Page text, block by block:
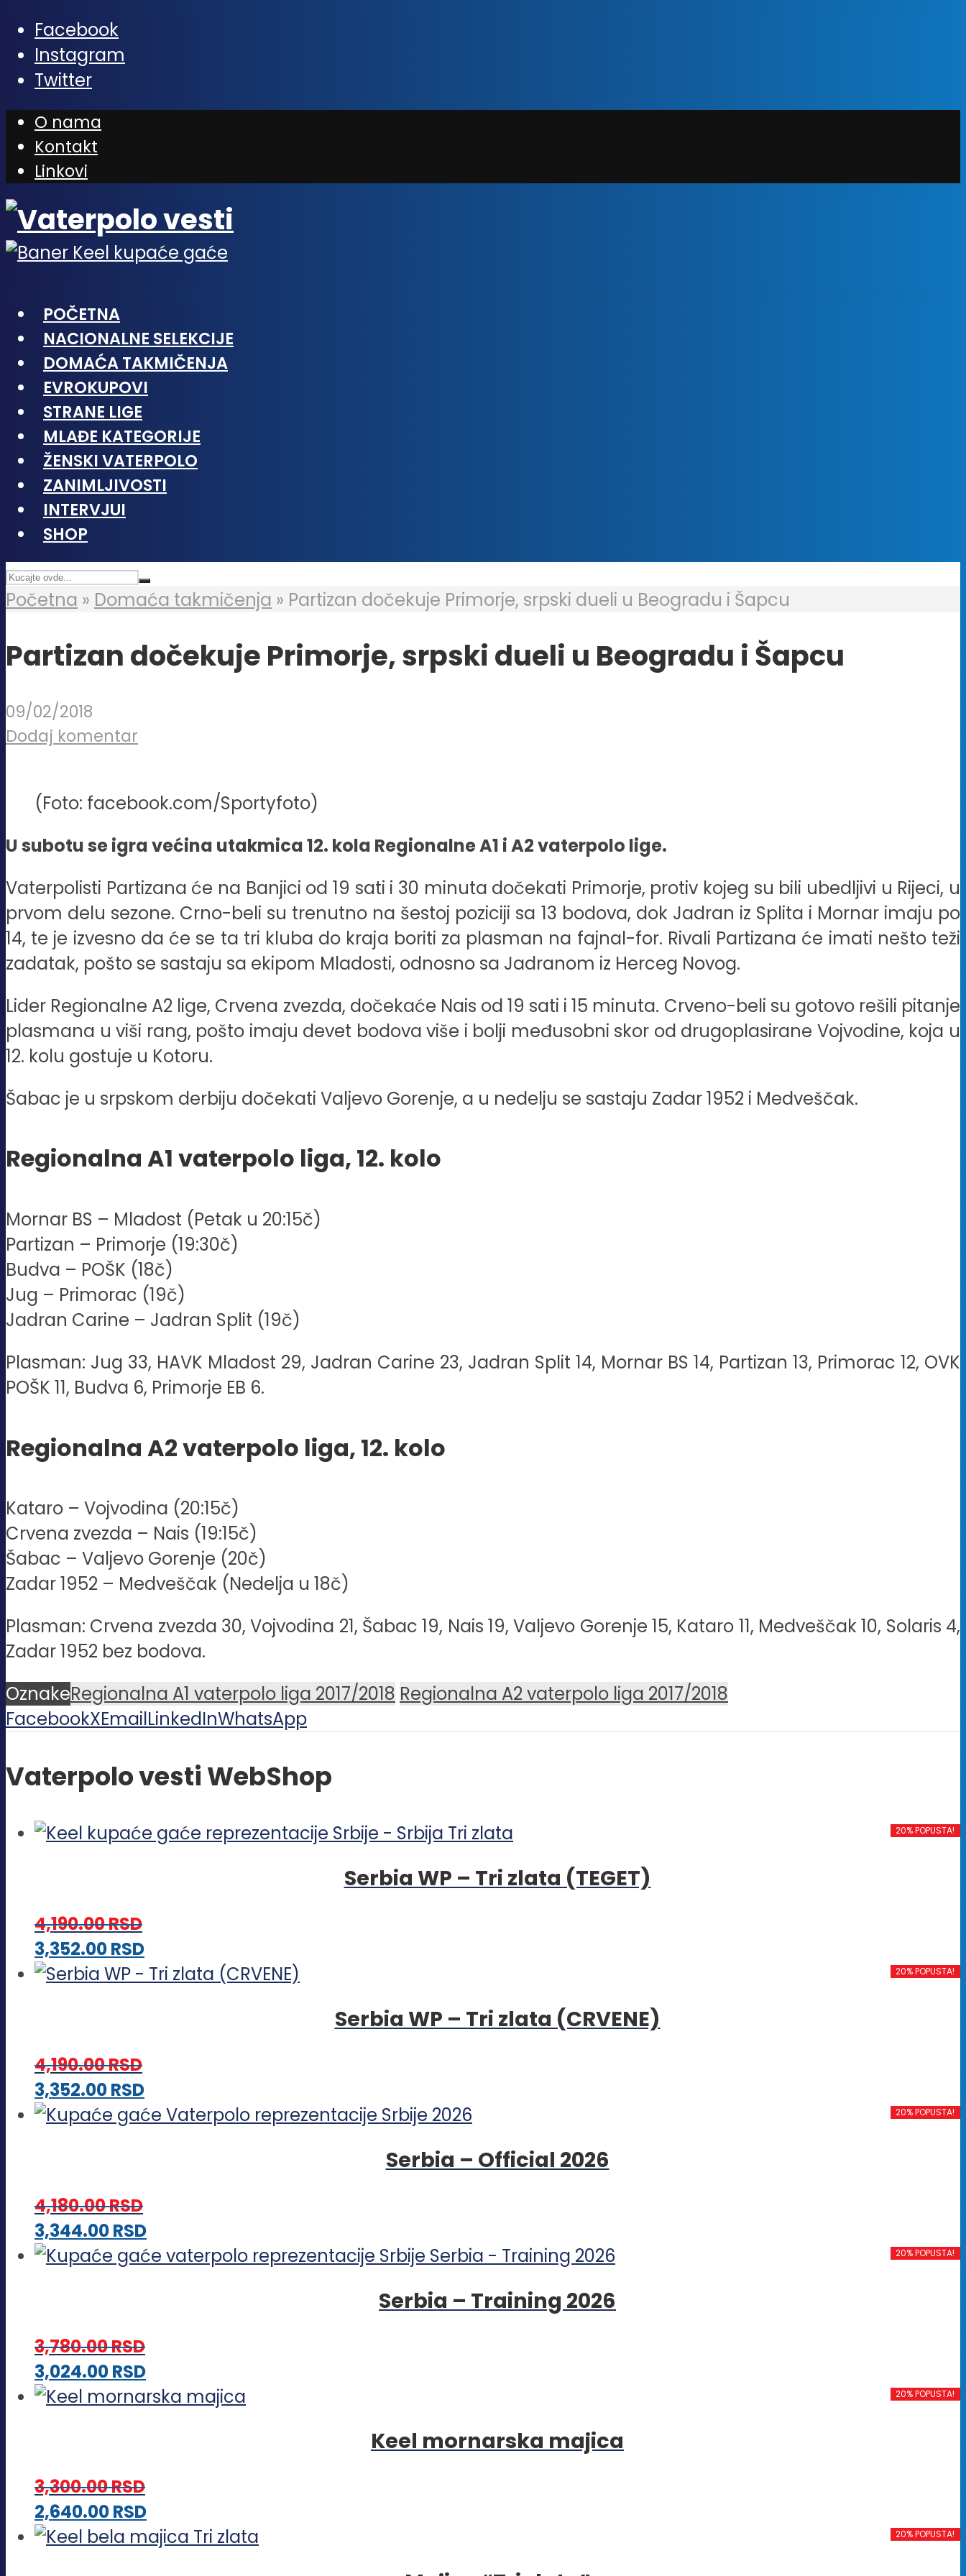
Facebook
Instagram
Twitter
O nama
Kontakt
Linkovi
POČETNA
NACIONALNE SELEKCIJE
DOMAĆA TAKMIČENJA
EVROKUPOVI
STRANE LIGE
MLAĐE KATEGORIJE
ŽENSKI VATERPOLO
ZANIMLJIVOSTI
INTERVJUI
SHOP
Početna » Domaća takmičenja » Partizan dočekuje Primorje, srpski dueli u Beogradu i Šapcu
Partizan dočekuje Primorje, srpski dueli u Beogradu i Šapcu
09/02/2018
Dodaj komentar
(Foto: facebook.com/Sportyfoto)
U subotu se igra većina utakmica 12. kola Regionalne A1 i A2 vaterpolo lige.
Vaterpolisti Partizana će na Banjici od 19 sati i 30 minuta dočekati Primorje, protiv kojeg su bili ubedljivi u Rijeci, u
prvom delu sezone. Crno-beli su trenutno na šestoj poziciji sa 13 bodova, dok Jadran iz Splita i Mornar imaju po
14, te je izvesno da će se ta tri kluba do kraja boriti za plasman na fajnal-for. Rivali Partizana će imati nešto teži
zadatak, pošto se sastaju sa ekipom Mladosti, odnosno sa Jadranom iz Herceg Novog.
Lider Regionalne A2 lige, Crvena zvezda, dočekaće Nais od 19 sati i 15 minuta. Crveno-beli su gotovo rešili pitanje
plasmana u viši rang, pošto imaju devet bodova više i bolji međusobni skor od drugoplasirane Vojvodine, koja u
12. kolu gostuje u Kotoru.
Šabac je u srpskom derbiju dočekati Valjevo Gorenje, a u nedelju se sastaju Zadar 1952 i Medveščak.
Regionalna A1 vaterpolo liga, 12. kolo
Mornar BS – Mladost (Petak u 20:15č)
Partizan – Primorje (19:30č)
Budva – POŠK (18č)
Jug – Primorac (19č)
Jadran Carine – Jadran Split (19č)
Plasman: Jug 33, HAVK Mladost 29, Jadran Carine 23, Jadran Split 14, Mornar BS 14, Partizan 13, Primorac 12, OVK
POŠK 11, Budva 6, Primorje EB 6.
Regionalna A2 vaterpolo liga, 12. kolo
Kataro – Vojvodina (20:15č)
Crvena zvezda – Nais (19:15č)
Šabac – Valjevo Gorenje (20č)
Zadar 1952 – Medveščak (Nedelja u 18č)
Plasman: Crvena zvezda 30, Vojvodina 21, Šabac 19, Nais 19, Valjevo Gorenje 15, Kataro 11, Medveščak 10, Solaris 4,
Zadar 1952 bez bodova.
OznakeRegionalna A1 vaterpolo liga 2017/2018 Regionalna A2 vaterpolo liga 2017/2018
FacebookXEmailLinkedInWhatsApp
Vaterpolo vesti WebShop
20% POPUSTA!
Serbia WP – Tri zlata (TEGET)
4,190.00RSD
3,352.00RSDOvaj
proizvod
mogu
biti
proizvoda.
20% POPUSTA!
Serbia WP – Tri zlata (CRVENE)
4,190.00RSD
3,352.00RSDOvaj
proizvod
mogu
biti
stranici
proizvoda.
20% POPUSTA!
Serbia – Official 2026
4,180.00RSD
3,344.00RSDOvaj
proizvod
biti
proizvoda.
20% POPUSTA!
Serbia – Training 2026
3,780.00RSD
3,024.00RSDOvaj
proizvod
mogu
biti
20% POPUSTA!
Keel mornarska majica
3,300.00RSD
2,640.00RSDOvaj
proizvod
20% POPUSTA!